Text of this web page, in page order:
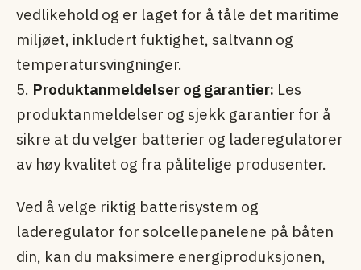
vedlikehold og er laget for å tåle det maritime
miljøet, inkludert fuktighet, saltvann og
temperatursvingninger.
5. Produktanmeldelser og garantier: Les
produktanmeldelser og sjekk garantier for å
sikre at du velger batterier og laderegulatorer
av høy kvalitet og fra pålitelige produsenter.
Ved å velge riktig batterisystem og
laderegulator for solcellepanelene på båten
din, kan du maksimere energiproduksjonen,